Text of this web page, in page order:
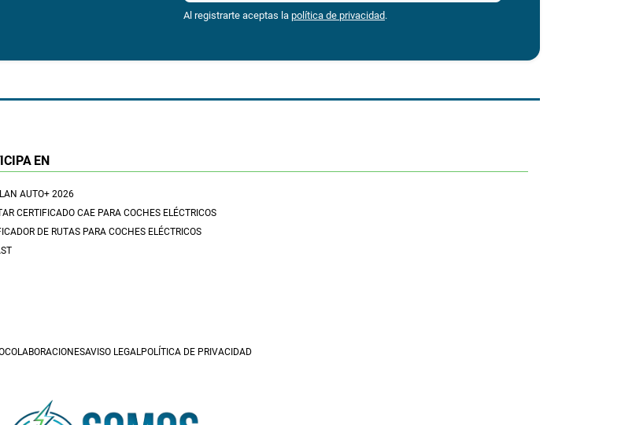
Al registrarte aceptas la política de privacidad.
EN
AUTO+ 2026
CERTIFICADO CAE PARA COCHES ELÉCTRICOS
DE RUTAS PARA COCHES ELÉCTRICOS
COLABORACIONESAVISO LEGAL POLÍTICA DE PRIVACIDAD